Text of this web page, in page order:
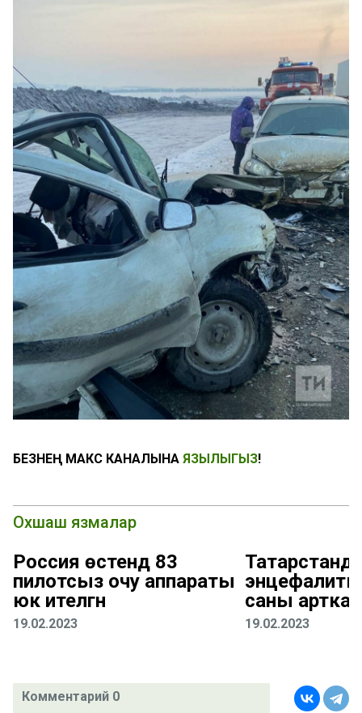
БЕЗНЕҢ МАКС КАНАЛЫНА ЯЗЫЛЫГЫЗ!
Охшаш язмалар
Россия өстендә 83
пилотсыз очу аппараты
юк ителгән
19.02.2023
саны арткан
19.02.2023
Комментарий 0